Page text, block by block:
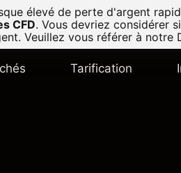
élevé de perte d'argent
CFD. Vous devriez considérer
Veuillez vous référer à notre
Tarification